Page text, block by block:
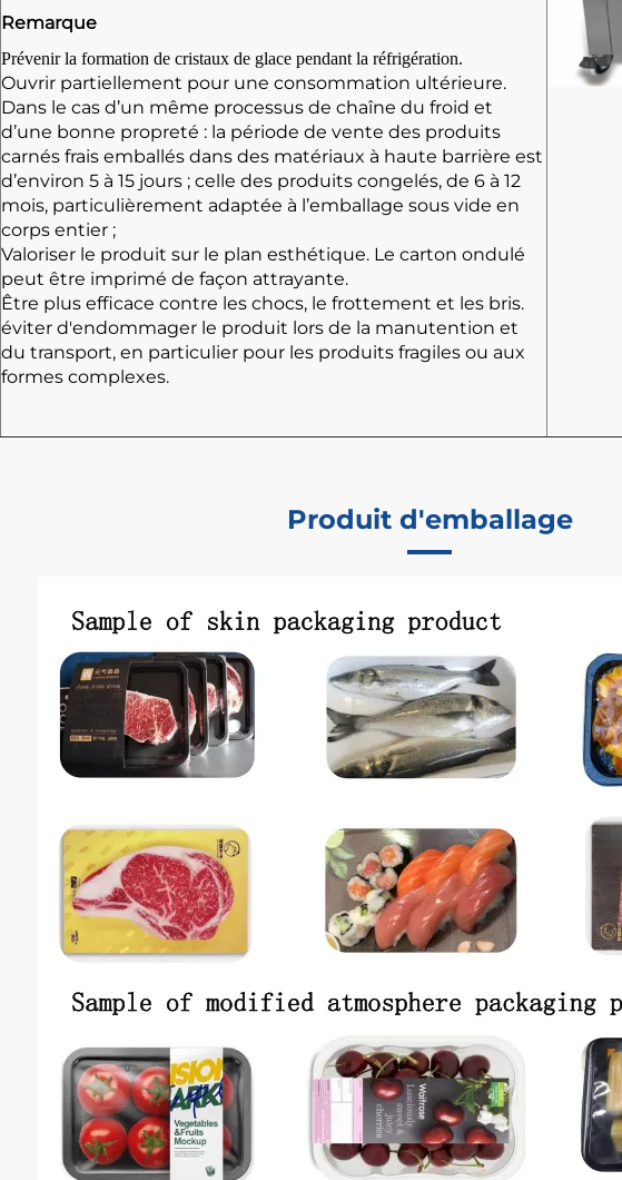
Remarque
Prévenir la formation de cristaux de glace pendant la réfrigération.
Ouvrir partiellement pour une consommation ultérieure.
Dans le cas d’un même processus de chaîne du froid et
d’une bonne propreté : la période de vente des produits
carnés frais emballés dans des matériaux à haute barrière est
d’environ 5 à 15 jours ; celle des produits congelés, de 6 à 12
mois, particulièrement adaptée à l’emballage sous vide en
corps entier ;
Valoriser le produit sur le plan esthétique. Le carton ondulé
peut être imprimé de façon attrayante.
Être plus efficace contre les chocs, le frottement et les bris.
éviter d'endommager le produit lors de la manutention et
du transport, en particulier pour les produits fragiles ou aux
formes complexes.
Produit d'emballage